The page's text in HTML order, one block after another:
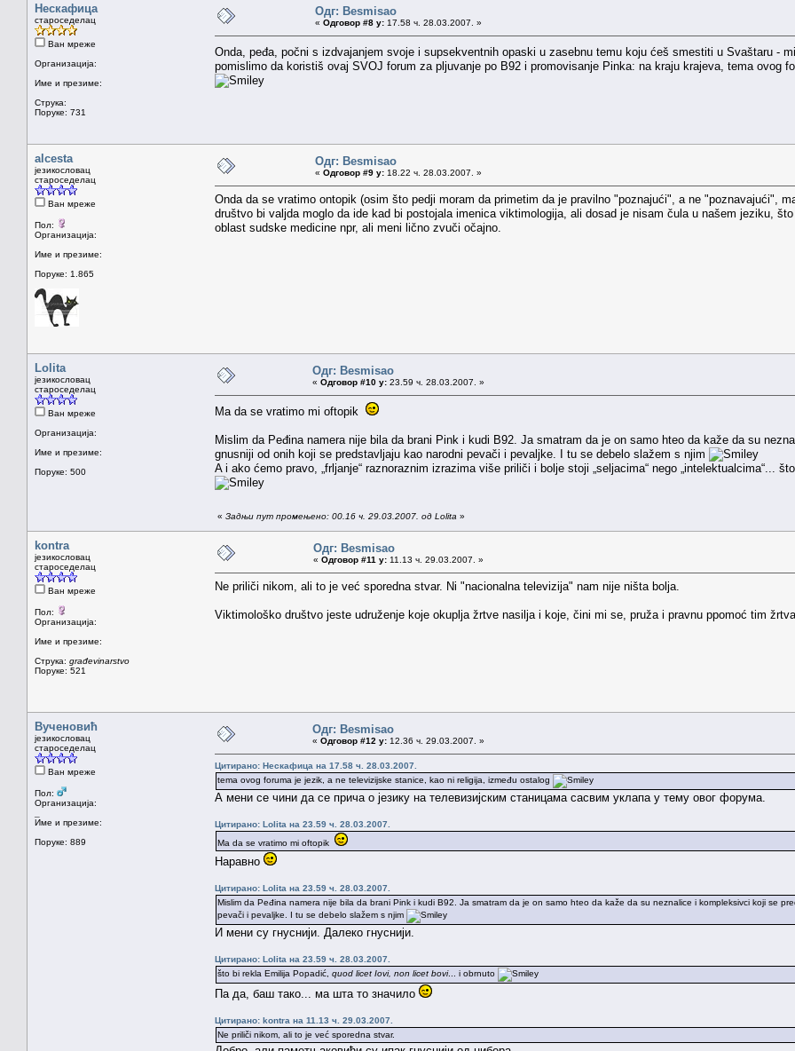
Нескафица
староседелац
Ван мреже
Организација:
Име и презиме:
Струка:
Поруке: 731
Одг: Besmisao
« Одговор #8 у: 17.58 ч. 28.03.2007. »
Onda, peđa, počni s izdvajanjem svoje i supsekventnih opaski u zasebnu temu koju ćeš smestiti u Svaštaru -
pomislimo da koristiš ovaj SVOJ forum za pljuvanje po B92 i promovisanje Pinka: na kraju krajeva, tema ovog
alcesta
језикословац
староседелац
Ван мреже
Пол:
Организација:
Име и презиме:
Поруке: 1.865
Одг: Besmisao
« Одговор #9 у: 18.22 ч. 28.03.2007. »
Onda da se vratimo ontopik (osim što pedji moram da primetim da je pravilno "poznajući", a ne "poznavajući",
društvo bi valjda moglo da ide kad bi postojala imenica viktimologija, ali dosad je nisam čula u našem jeziku,
oblast sudske medicine npr, ali meni lično zvuči očajno.
Lolita
језикословац
староседелац
Ван мреже
Организација:
Име и презиме:
Поруке: 500
Одг: Besmisao
« Одговор #10 у: 23.59 ч. 28.03.2007. »
Ma da se vratimo mi oftopik
Mislim da Peđina namera nije bila da brani Pink i kudi B92. Ja smatram da je on samo hteo da kaže da su
gnusniji od onih koji se predstavljaju kao narodni pevači i pevaljke. I tu se debelo slažem s njim
A i ako ćemo pravo, „frljanje“ raznoraznim izrazima više priliči i bolje stoji „seljacima“ nego „intelektualcima“...
« Задњи пут промењено: 00.16 ч. 29.03.2007. од Lolita »
kontra
језикословац
староседелац
Ван мреже
Пол:
Организација:
Име и презиме:
Струка: građevinarstvo
Поруке: 521
Одг: Besmisao
« Одговор #11 у: 11.13 ч. 29.03.2007. »
Ne priliči nikom, ali to je već sporedna stvar. Ni "nacionalna televizija" nam nije ništa bolja.
Viktimološko društvo jeste udruženje koje okuplja žrtve nasilja i koje, čini mi se, pruža i pravnu ppomoć tim
Вученовић
језикословац
староседелац
Ван мреже
Пол:
Организација:
Име и презиме:
Поруке: 889
Одг: Besmisao
« Одговор #12 у: 12.36 ч. 29.03.2007. »
Цитирано: Нескафица на 17.58 ч. 28.03.2007.
tema ovog foruma je jezik, a ne televizijske stanice, kao ni religija, između ostalog
А мени се чини да се прича о језику на телевизијским станицама сасвим уклапа у тему овог форума.
Цитирано: Lolita на 23.59 ч. 28.03.2007.
Ma da se vratimo mi oftopik
Наравно
Цитирано: Lolita на 23.59 ч. 28.03.2007.
Mislim da Peđina namera nije bila da brani Pink i kudi B92. Ja smatram da je on samo hteo da kaže da su neznalice i kompleksivci koji se
pevači i pevaljke. I tu se debelo slažem s njim
И мени су гнуснији. Далеко гнуснији.
Цитирано: Lolita на 23.59 ч. 28.03.2007.
što bi rekla Emilija Popadić, quod licet Iovi, non licet bovi... i obrnuto
Па да, баш тако... ма шта то значило
Цитирано: kontra на 11.13 ч. 29.03.2007.
Ne priliči nikom, ali to je već sporedna stvar.